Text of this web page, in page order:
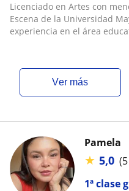
Licenciado en Artes con
Escena de la Universidad
experiencia en el área
ver más
1ª clase
Pamela
★ 5,0